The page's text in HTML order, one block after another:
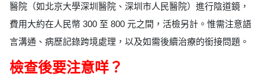
醫院（如北京大學深圳醫院、深圳市人民醫院）進行陰道鏡，
費用大約在人民幣 300 至 800 元之間，活檢另計。惟需注意語
言溝通、病歷記錄跨境處理，以及如需後續治療的銜接問題。
檢查後要注意咩？